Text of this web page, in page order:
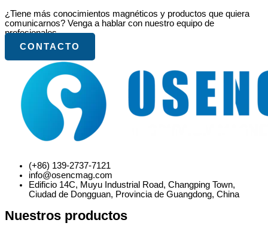
¿Tiene más conocimientos magnéticos y productos que quiera
comunicarnos? Venga a hablar con nuestro equipo de
profesionales.
CONTACTO
(+86) 139-2737-7121
info@osencmag.com
Edificio 14C, Muyu Industrial Road, Changping Town,
Ciudad de Dongguan, Provincia de Guangdong, China
Nuestros productos